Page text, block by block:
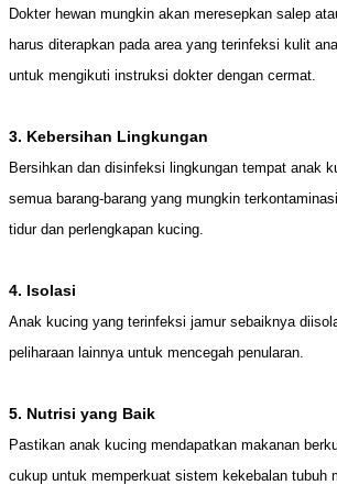
Dokter hewan mungkin akan meresepkan salep
harus diterapkan pada area yang terinfeksi kulit
untuk mengikuti instruksi dokter dengan cermat.
3. Kebersihan Lingkungan
Bersihkan dan disinfeksi lingkungan tempat anak
semua barang-barang yang mungkin
tidur dan perlengkapan kucing.
4. Isolasi
Anak kucing yang terinfeksi jamur sebaiknya
peliharaan lainnya untuk mencegah penularan.
5. Nutrisi yang Baik
Pastikan anak kucing mendapatkan makanan
cukup untuk memperkuat sistem kekebalan tubuh